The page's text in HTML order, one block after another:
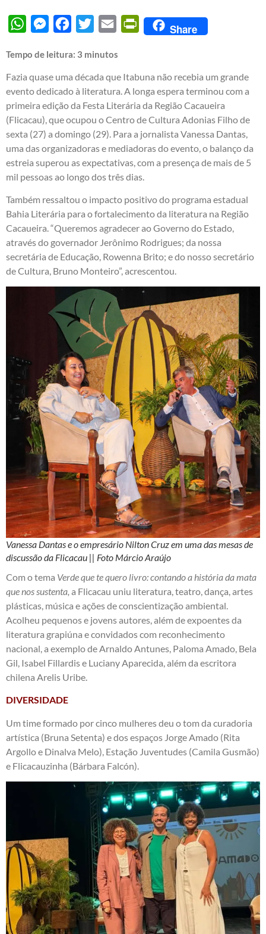
WhatsAppMessengerFacebook
Twitter Email PrintFriendly
Share
Tempo de leitura: 3 minutos
Fazia quase uma década que Itabuna não recebia um grande
evento dedicado à literatura. A longa espera terminou com a
primeira edição da Festa Literária da Região Cacaueira
(Flicacau), que ocupou o Centro de Cultura Adonias Filho de
sexta (27) a domingo (29). Para a jornalista Vanessa Dantas,
uma das organizadoras e mediadoras do evento, o balanço da
estreia superou as expectativas, com a presença de mais de 5
mil pessoas ao longo dos três dias.
Também ressaltou o impacto positivo do programa estadual
Bahia Literária para o fortalecimento da literatura na Região
Cacaueira. “Queremos agradecer ao Governo do Estado,
através do governador Jerônimo Rodrigues; da nossa
secretária de Educação, Rowenna Brito; e do nosso secretário
de Cultura, Bruno Monteiro”, acrescentou.
Vanessa Dantas e o empresário Nilton Cruz em uma das mesas de
discussão da Flicacau || Foto Márcio Araújo
Com o tema Verde que te quero livro: contando a história da mata
que nos sustenta, a Flicacau uniu literatura, teatro, dança, artes
plásticas, música e ações de conscientização ambiental.
Acolheu pequenos e jovens autores, além de expoentes da
literatura grapiúna e convidados com reconhecimento
nacional, a exemplo de Arnaldo Antunes, Paloma Amado, Bela
Gil, Isabel Fillardis e Luciany Aparecida, além da escritora
chilena Arelis Uribe.
DIVERSIDADE
Um time formado por cinco mulheres deu o tom da curadoria
artística (Bruna Setenta) e dos espaços Jorge Amado (Rita
Argollo e Dinalva Melo), Estação Juventudes (Camila Gusmão)
e Flicacauzinha (Bárbara Falcón).